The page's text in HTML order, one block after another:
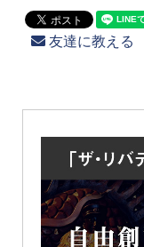
友達に教える